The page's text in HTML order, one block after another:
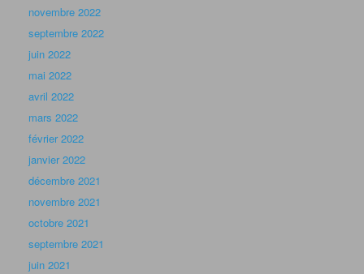
novembre 2022
septembre 2022
juin 2022
mai 2022
avril 2022
mars 2022
février 2022
janvier 2022
décembre 2021
novembre 2021
octobre 2021
septembre 2021
juin 2021